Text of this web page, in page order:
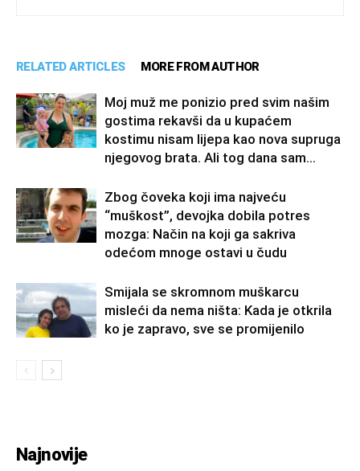
RELATED ARTICLES MORE FROM AUTHOR
Moj muž me ponizio pred svim našim
gostima rekavši da u kupaćem
kostimu nisam lijepa kao nova supruga
njegovog brata. Ali tog dana sam...
Zbog čoveka koji ima najveću
“muškost”, devojka dobila potres
mozga: Način na koji ga sakriva
odećom mnoge ostavi u čudu
Smijala se skromnom muškarcu
misleći da nema ništa: Kada je otkrila
ko je zapravo, sve se promijenilo
Najnovije